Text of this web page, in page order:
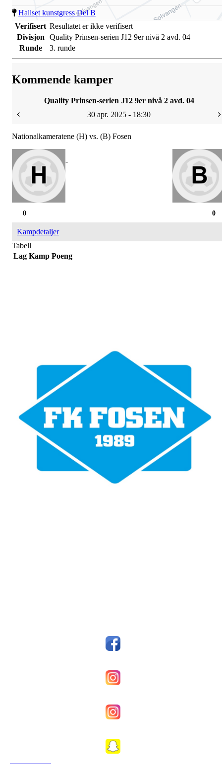
Hallset kunstgress Del B
Verifisert Resultatet er ikke verifisert
Divisjon
Quality Prinsen-serien J12 9er nivå 2 avd. 04
Runde
3. runde
Kommende kamper
Quality Prinsen-serien J12 9er nivå 2 avd. 04
30 apr. 2025 - 18:30
Nationalkameratene (H) vs. (B) Fosen
-
0
0
Kampdetaljer
Tabell
Lag Kamp Poeng